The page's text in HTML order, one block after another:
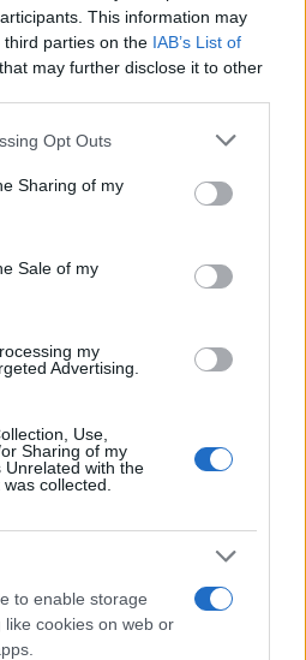
This information may
parties on the IAB’s List of
that may further disclose it to other
app uses one or more Google
behaviour. You may click to
and its third-party tags to
purposes in below Google
Opt Outs
Sharing of my
Sale of my
my
Advertising.
Use,
Sharing of my
Unrelated with the
collected.
to enable storage
cookies on web or
conti remunerati: guida alla